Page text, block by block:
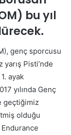
bu yıl
genç sporcusu
Pisti’nde
ayak
yılında Genç
geçtiğimiz
olduğu
Endurance